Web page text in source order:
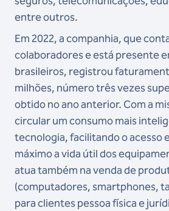
entre outros.
Em 2022, a companhia, que
colaboradores e está presente
brasileiros, registrou
milhões, número três vezes
obtido no ano anterior. Com a
circular um consumo mais
tecnologia, facilitando o acesso
máximo a vida útil dos
atua também na venda de
(computadores, smartphones,
para clientes pessoa física e